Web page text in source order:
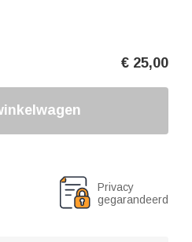
€ 25,00
Privacy
gegarandeerd